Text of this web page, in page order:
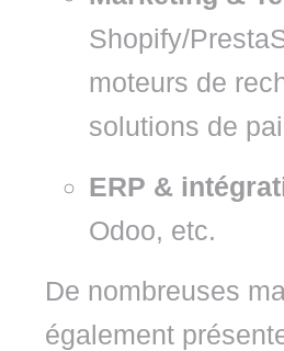
Shopify/
moteurs de
solutions de
ERP &
Odoo, etc.
De nombreuses
également